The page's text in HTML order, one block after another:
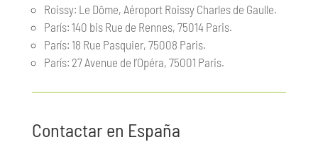
Roissy: Le Dôme, Aéroport Roissy Charles de Gaulle.
París: 140 bis Rue de Rennes, 75014 Paris.
París: 18 Rue Pasquier, 75008 Paris.
París: 27 Avenue de l’Opéra, 75001 Paris.
Contactar en España